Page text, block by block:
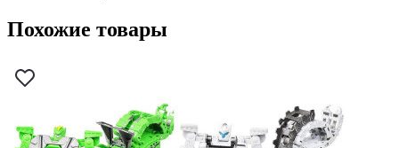
Похожие товары